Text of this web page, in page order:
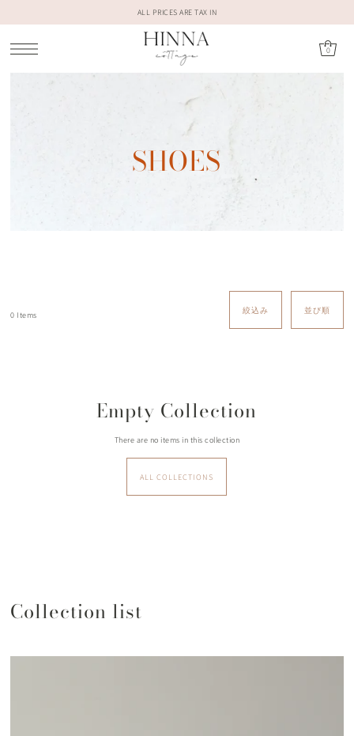
ALL PRICES ARE TAX IN
0
SHOES
0 Items
絞込み 並び順
Empty Collection
There are no items in this collection
ALL COLLECTIONS
Collection list